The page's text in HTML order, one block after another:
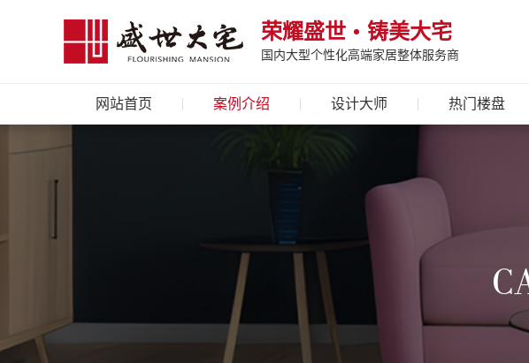
荣耀盛世 铸美大宅
国内大型个性化高端家居整体服务商
网站首页 案例介绍 设计大师 热门楼盘